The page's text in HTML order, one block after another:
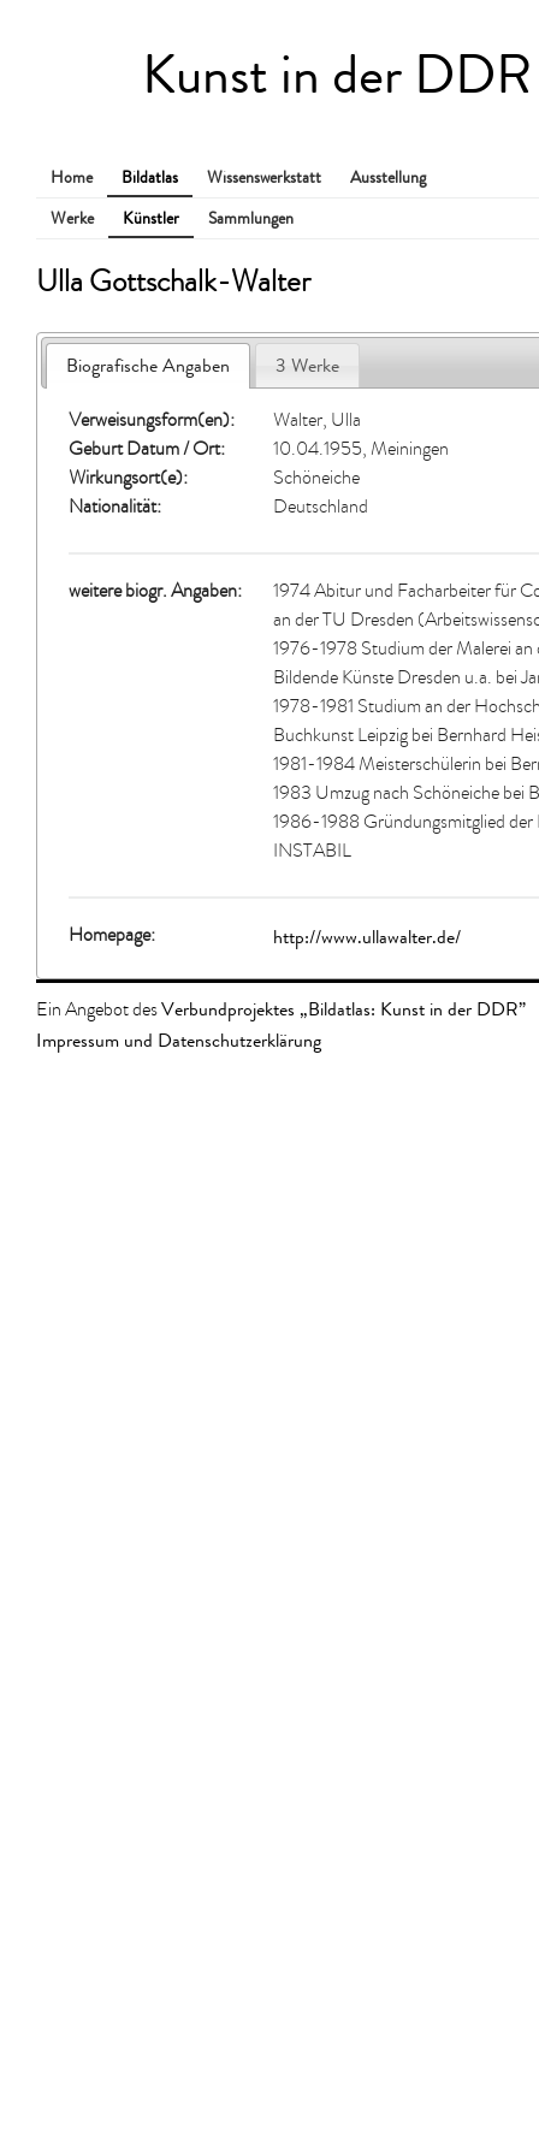
Kunst in der DDR
Home Bildatlas Wissenswerkstatt
Ausstellung
Werke
Künstler Sammlungen
Ulla Gottschalk-Walter
Biografische Angaben 3 Werke
Verweisungsform(en):
Walter, Ulla
Geburt Datum / Ort:
10.04.1955, Meiningen
Wirkungsort(e):
Schöneiche
Nationalität:
Deutschland
weitere biogr. Angaben:
1974 Abitur und Facharbeiter für
an der TU Dresden
1976-1978 Studium der Malerei an
Bildende Künste Dresden u.a. bei
1978-1981 Studium an der
Buchkunst Leipzig bei Bernhard
1981-1984 Meisterschülerin bei
1983 Umzug nach Schöneiche bei
1986-1988 Gründungsmitglied der
INSTABIL
Homepage: http://www.ullawalter.de/
Ein Angebot desVerbundprojektes „Bildatlas: Kunst in der DDR”
Impressum und Datenschutzerklärung